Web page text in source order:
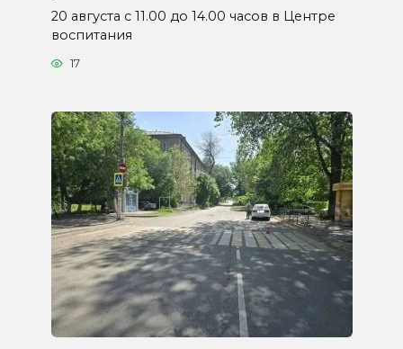
20 августа с 11.00 до 14.00 часов в Центре
воспитания
17